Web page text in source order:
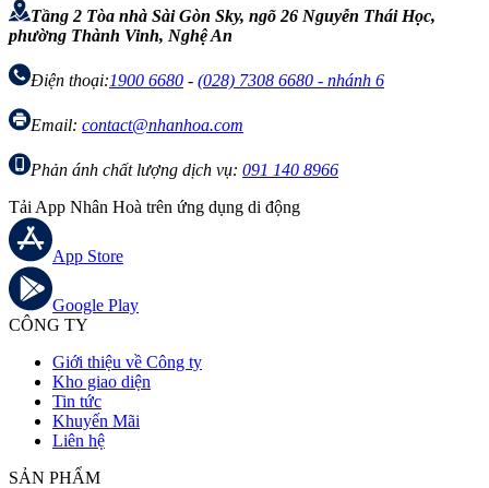
Tầng 2 Tòa nhà Sài Gòn Sky, ngõ 26 Nguyễn Thái Học,
phường Thành Vinh, Nghệ An
Điện thoại:1900 6680 - (028) 7308 6680 - nhánh 6
Email: contact@nhanhoa.com
Phản ánh chất lượng dịch vụ: 091 140 8966
Tải App Nhân Hoà trên ứng dụng di động
App Store
Google Play
CÔNG TY
Giới thiệu về Công ty
Kho giao diện
Tin tức
Khuyến Mãi
Liên hệ
SẢN PHẨM